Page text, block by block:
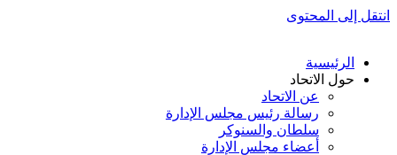
انتقل إلى المحتوى
الرئيسية
حول الاتحاد
عن الاتحاد
رسالة رئيس مجلس الإدارة
سلطان والسنوكر
أعضاء مجلس الإدارة